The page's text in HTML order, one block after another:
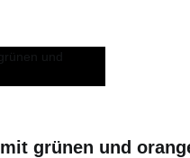
grünen und